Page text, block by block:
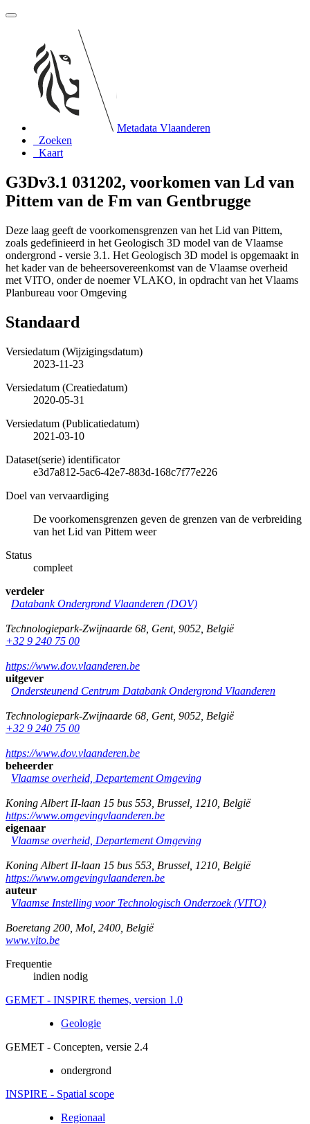
Metadata Vlaanderen
Zoeken
Kaart
G3Dv3.1 031202, voorkomen van Ld van
Pittem van de Fm van Gentbrugge
Deze laag geeft de voorkomensgrenzen van het Lid van Pittem,
zoals gedefinieerd in het Geologisch 3D model van de Vlaamse
ondergrond - versie 3.1. Het Geologisch 3D model is opgemaakt in
het kader van de beheersovereenkomst van de Vlaamse overheid
met VITO, onder de noemer VLAKO, in opdracht van het Vlaams
Planbureau voor Omgeving
Standaard
Versiedatum (Wijzigingsdatum)
2023-11-23
Versiedatum (Creatiedatum)
2020-05-31
Versiedatum (Publicatiedatum)
2021-03-10
Dataset(serie) identificator
e3d7a812-5ac6-42e7-883d-168c7f77e226
Doel van vervaardiging
De voorkomensgrenzen geven de grenzen van de verbreiding
van het Lid van Pittem weer
Status
compleet
verdeler
Databank Ondergrond Vlaanderen (DOV)
Technologiepark-Zwijnaarde 68 Gent, 9052 België
+32 9 240 75 00
https://www.dov.vlaanderen.be
uitgever
Ondersteunend Centrum Databank Ondergrond Vlaanderen
Technologiepark-Zwijnaarde 68 Gent, 9052 België
+32 9 240 75 00
https://www.dov.vlaanderen.be
beheerder
Vlaamse overheid, Departement Omgeving
Koning Albert II-laan 15 bus 553 Brussel 1210 België
https://www.omgevingvlaanderen.be
eigenaar
Vlaamse overheid, Departement Omgeving
Koning Albert II-laan 15 bus 553 Brussel 1210 België
https://www.omgevingvlaanderen.be
auteur
Vlaamse Instelling voor Technologisch Onderzoek (VITO)
Boeretang 200 Mol 2400 België
www.vito.be
Frequentie
indien nodig
GEMET - INSPIRE themes, version 1.0
Geologie
GEMET - Concepten, versie 2.4
ondergrond
INSPIRE - Spatial scope
Regionaal